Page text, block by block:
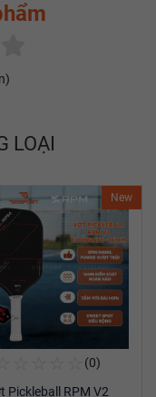
LOẠI
New
(0)
Pickleball RPM V2